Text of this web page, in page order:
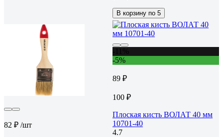
В корзину по 5
82 ₽ /шт
-5%
89 ₽
100 ₽
Плоская кисть ВОЛАТ 40 мм
10701-40
4.7